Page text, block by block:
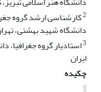
2کارشناسی ارشد گروه
دانشگاه شهید بهشتی،
3استادیار گروه جغرافیا،
ایران
چکیده